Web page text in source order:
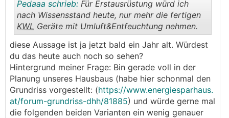
..
Pedaaa schrieb: Für Erstausrüstung würd ich
nach Wissensstand heute, nur mehr die fertigen
KWL Geräte mit Umluft&Entfeuchtung nehmen.
diese Aussage ist ja jetzt bald ein Jahr alt. Würdest
du das heute auch noch so sehen?
Hintergrund meiner Frage: Bin gerade voll in der
Planung unseres Hausbaus (habe hier schonmal den
Grundriss vorgestellt: (https://www.energiesparhaus.
at/forum-grundriss-dhh/81885) und würde gerne mal
die folgenden beiden Varianten ein wenig genauer